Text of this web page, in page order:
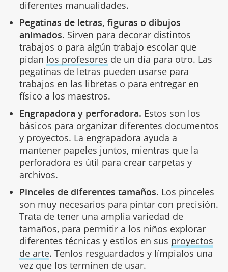
diferentes manualidades.
Pegatinas de letras, figuras o dibujos
animados. Sirven para decorar distintos
trabajos o para algún trabajo escolar que
pidan los profesores de un día para otro. Las
pegatinas de letras pueden usarse para
trabajos en las libretas o para entregar en
físico a los maestros.
Engrapadora y perforadora. Estos son los
básicos para organizar diferentes documentos
y proyectos. La engrapadora ayuda a
mantener papeles juntos, mientras que la
perforadora es útil para crear carpetas y
archivos.
Pinceles de diferentes tamaños. Los pinceles
son muy necesarios para pintar con precisión.
Trata de tener una amplia variedad de
tamaños, para permitir a los niños explorar
diferentes técnicas y estilos en sus proyectos
de arte. Tenlos resguardados y límpialos una
vez que los terminen de usar.